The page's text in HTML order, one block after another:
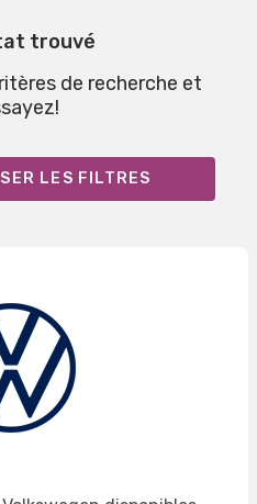
trouvé
de recherche et
LES FILTRES